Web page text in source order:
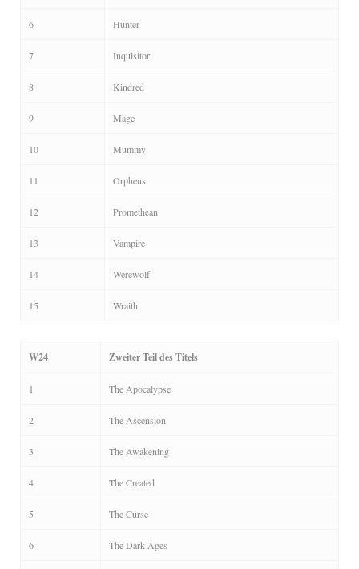
6 Hunter
7 Inquisitor
8 Kindred
9 Mage
10 Mummy
11 Orpheus
12 Promethean
13 Vampire
14 Werewolf
15 Wraith
W24 Zweiter Teil des Titels
1 The Apocalypse
2 The Ascension
3 The Awakening
4 The Created
5 The Curse
6 The Dark Ages